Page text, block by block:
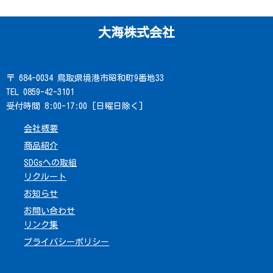
大海株式会社
〒 684-0034 鳥取県境港市昭和町9番地33
TEL 0859-42-3101
受付時間 8:00-17:00 [日曜日除く]
会社概要
商品紹介
SDGsへの取組
リクルート
お知らせ
お問い合わせ
リンク集
プライバシーポリシー